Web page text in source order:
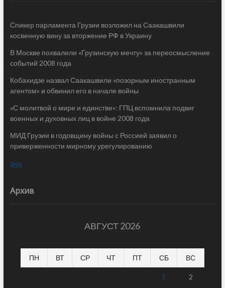
Спикер парламента Грузии возложил на Саакашвили
косвенную вину за вторжение РФ в Украину
В Москве похвалили «Грузинскую мечту» за переосмысление
событий 2008 года
Кобахидзе назвал Саакашвили «позорным иностранным
агентом» и обвинил его в начале войны
«С молитвой о мире и единстве»: ГПЦ вспомнила подвиг
военных и духовных лиц в войне 2008 года
МИД Грузии в годовщину войны с Россией заявил о
приверженности мирному урегулированию
RSS
Архив
АВГУСТ 2026
ПН ВТ СР ЧТ ПТ СБ ВС
1 2